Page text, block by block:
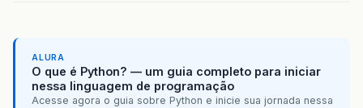
ALURA
O que é Python? — um guia completo para iniciar
nessa linguagem de programação
Acesse agora o guia sobre Python e inicie sua jornada nessa